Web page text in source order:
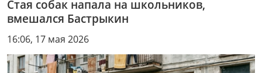
Стая собак напала на школьников,
вмешался Бастрыкин
16:06, 17 мая 2026